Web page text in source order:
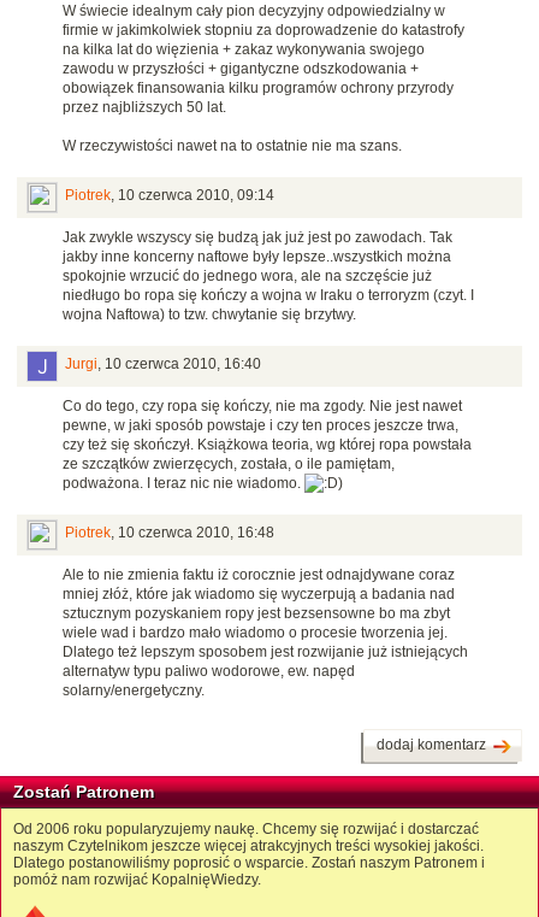
W świecie idealnym cały pion decyzyjny odpowiedzialny w
firmie w jakimkolwiek stopniu za doprowadzenie do katastrofy
na kilka lat do więzienia + zakaz wykonywania swojego
zawodu w przyszłości + gigantyczne odszkodowania +
obowiązek finansowania kilku programów ochrony przyrody
przez najbliższych 50 lat.
W rzeczywistości nawet na to ostatnie nie ma szans.
Piotrek, 10 czerwca 2010, 09:14
Jak zwykle wszyscy się budzą jak już jest po zawodach. Tak
jakby inne koncerny naftowe były lepsze..wszystkich można
spokojnie wrzucić do jednego wora, ale na szczęście już
niedługo bo ropa się kończy a wojna w Iraku o terroryzm (czyt. I
wojna Naftowa) to tzw. chwytanie się brzytwy.
Jurgi, 10 czerwca 2010, 16:40
Co do tego, czy ropa się kończy, nie ma zgody. Nie jest nawet
pewne, w jaki sposób powstaje i czy ten proces jeszcze trwa,
czy też się skończył. Książkowa teoria, wg której ropa powstała
ze szczątków zwierzęcych, została, o ile pamiętam,
podważona. I teraz nic nie wiadomo.
)
Piotrek, 10 czerwca 2010, 16:48
Ale to nie zmienia faktu iż corocznie jest odnajdywane coraz
mniej złóż, które jak wiadomo się wyczerpują a badania nad
sztucznym pozyskaniem ropy jest bezsensowne bo ma zbyt
wiele wad i bardzo mało wiadomo o procesie tworzenia jej.
Dlatego też lepszym sposobem jest rozwijanie już istniejących
alternatyw typu paliwo wodorowe, ew. napęd
solarny/energetyczny.
dodaj komentarz
Zostań Patronem
Od 2006 roku popularyzujemy naukę. Chcemy się rozwijać i dostarczać
naszym Czytelnikom jeszcze więcej atrakcyjnych treści wysokiej jakości.
Dlatego postanowiliśmy poprosić o wsparcie. Zostań naszym Patronem i
pomóż nam rozwijać KopalnięWiedzy.